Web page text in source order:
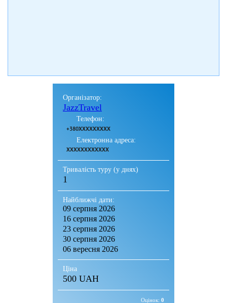
Організатор:
JazzTravel
Телефон:
+380XXXXXXXXX
Електронна адреса:
XXXXXXXXXXXX
Тривалість туру (у днях)
1
Найближчі дати:
09 серпня 2026
16 серпня 2026
23 серпня 2026
30 серпня 2026
06 вересня 2026
Ціна
500 UAH
Оцінок: 0